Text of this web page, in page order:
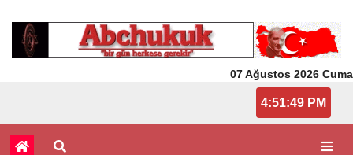
07 Ağustos 2026 Cuma
4:51:49 PM